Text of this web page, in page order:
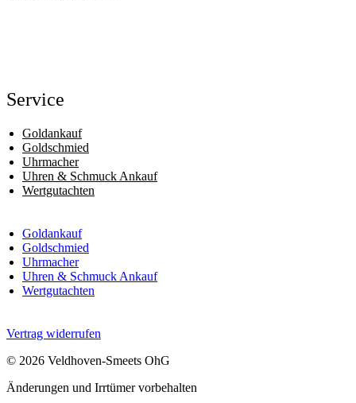
Service
Goldankauf
Goldschmied
Uhrmacher
Uhren & Schmuck Ankauf
Wertgutachten
Goldankauf
Goldschmied
Uhrmacher
Uhren & Schmuck Ankauf
Wertgutachten
Vertrag widerrufen
© 2026 Veldhoven-Smeets OhG
Änderungen und Irrtümer vorbehalten